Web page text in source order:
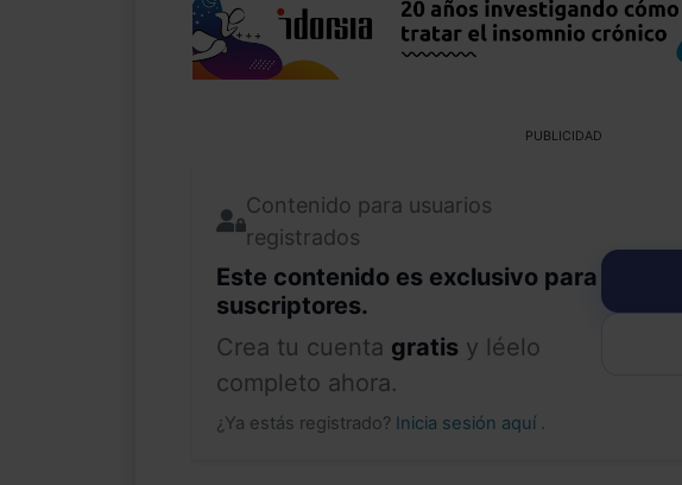
PUBLICIDAD
Contenido para usuarios
registrados
Este contenido es exclusivo para
suscriptores.
Crea tu cuenta gratis y léelo
completo ahora.
¿Ya estás registrado? Inicia sesión aquí .